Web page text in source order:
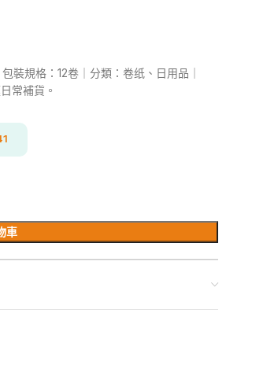
裝規格：12卷｜分類：卷纸、日用品｜
常補貨。
車